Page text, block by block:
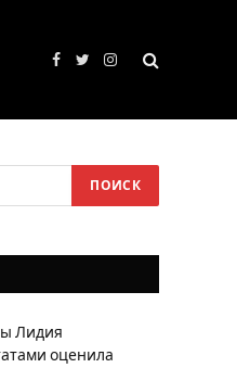
Facebook
TwitterInstagram
Лидия
оценила